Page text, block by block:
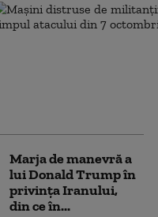
Marja de manevră a
lui Donald Trump în
privința Iranului,
din ce în...